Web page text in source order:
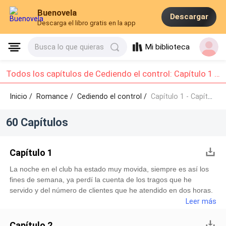
Buenovela
Descarga el libro gratis en la app
Descargar
Busca lo que quieras Mi biblioteca
Todos los capítulos de Cediendo el control: Capítulo 1 - Capítulo 10
Inicio / Romance/Cediendo el control / Capítulo 1 - Capítulo 10
60 Capítulos
Capítulo 1
La noche en el club ha estado muy movida, siempre es así los
fines de semana, ya perdí la cuenta de los tragos que he
servido y del número de clientes que he atendido en dos horas.
Desde que llegué, no he parado ni un momento. Al menos he
necesito para rentar un apartamento decente y dejar de dormir
Leer más